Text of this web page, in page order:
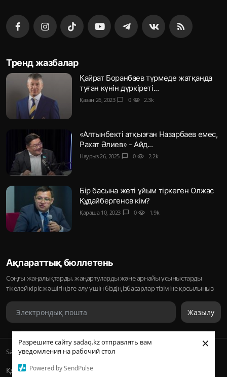
Разрешите сайту sadaq.kz отправлять вам
уведомления на рабочий стол
Powered by SendPulse
×
Тренд жазбалар
Қайрат Боранбаев түрмеде жатқанда
туған күнін дүркіреті...
Қазан 26, 2023 chat_bubble 0 visibility 2.3k
«Алтынбекті атқызған Назарбаев емес,
Рахат Әлиев» - Айд...
Наурыз 26, 2025 chat_bubble 0 visibility 2.2k
Бір басына жеті ұйым тіркеген Олжас
Құдайбергенов кім?
Қараша 10, 2023 chat_bubble 0 visibility 1.9k
Ақпараттық бюллетень
Соңғы жаңалықтарды, жаңартуларды және арнайы ұсыныстарды
тікелей кіріс жәшігіңізге алу үшін біздің ізбасарлар тізіміне қосылыңыз
Жазылу
Sadaq © 2026, Inc. | ᛢᚣᚦᚣᛟ | Барлық құқықтары қорғалған
Құпиялылық саясаты